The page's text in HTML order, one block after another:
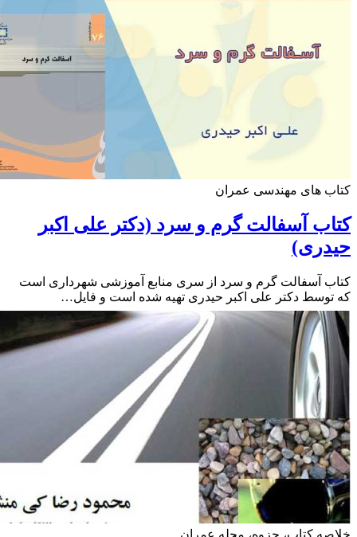
های مهندسی عمران
آسفالت گرم و سرد (دکتر علی اکبر
آسفالت گرم و سرد از سری منابع آموزشی شهرداری است
دکتر علی اکبر حیدری تهیه شده است و فایل…
کتاب، جزوه، مجله عمران